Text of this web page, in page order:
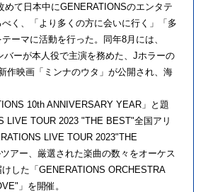
めて日本中にGENERATIONSのエンタテ
く、「より多くの方に会いに行く」「多
ーマに活動を行った。同年8⽉には、
バーが本人役で主演を務めた、Jホラーの
作映画「ミンナのウタ」が公開され、海
10th ANNIVERSARY YEAR」と題
LIVE TOUR 2023 "THE BEST"全国アリ
LIVE TOUR 2023"THE
アー、厳選された楽曲の数々をオーケス
けした「GENERATIONS ORCHESTRA
」を開催。